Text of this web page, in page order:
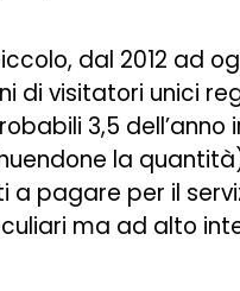
dal 2012 ad
di visitatori unici
3,5
la
pagare per il
ma ad alto